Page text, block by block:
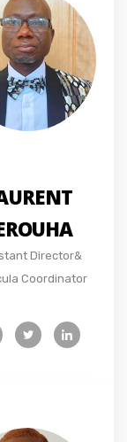
Director&
Coordinator